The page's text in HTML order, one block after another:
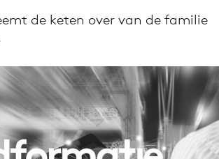
nieuws via de Adformatie
de keten over van de familie